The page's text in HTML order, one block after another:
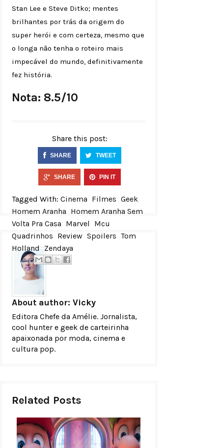
Stan Lee e Steve Ditko; mentes
brilhantes por trás da origem do
super herói e com certeza, mesmo que
o longa não tenha o roteiro mais
impecável do mundo, definitivamente
fez história.
Nota: 8.5/10
Share this post:
SHARE TWEET
SHARE PIN IT
Tagged With: Cinema Filmes Geek
Homem Aranha Homem Aranha Sem
Volta Pra Casa Marvel
Mcu
Quadrinhos Review Spoilers Tom
Holland Zendaya
About author: Vicky
Editora Chefe da Amélie. Jornalista,
cool hunter e geek de carteirinha
apaixonada por moda, cinema e
cultura pop.
Related Posts